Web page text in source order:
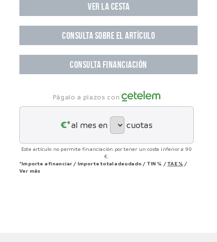
VER LA CESTA
CONSULTA SOBRE EL ARTÍCULO
CONSULTA FINANCIACIÓN
Págalo a plazos con
€*al mes en cuotas
Este artículo no permite financiación por tener un coste inferior a 90
€.
*Importe a financiar / Importe total adeudado / TIN % / TAE % /
Ver más